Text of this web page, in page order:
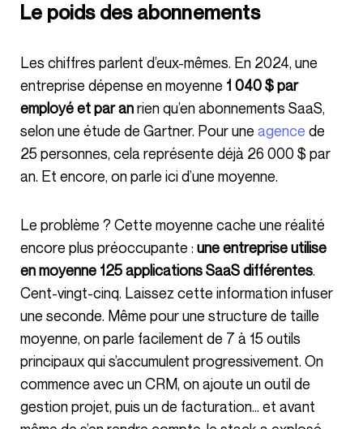
Le poids des abonnements
Les chiffres parlent d’eux-mêmes. En 2024, une
entreprise dépense en moyenne 1 040 $ par
employé et par anrien qu’en abonnements SaaS,
selon une étude de Gartner. Pour une agence de
25 personnes, cela représente déjà 26 000 $ par
an. Et encore, on parle ici d’une moyenne.
Le problème ? Cette moyenne cache une réalité
encore plus préoccupante : une entreprise utilise
en moyenne 125 applications SaaS différentes.
Cent-vingt-cinq. Laissez cette information infuser
une seconde. Même pour une structure de taille
moyenne, on parle facilement de 7 à 15 outils
principaux qui s’accumulent progressivement. On
commence avec un CRM, on ajoute un outil de
gestion projet, puis un de facturation… et avant